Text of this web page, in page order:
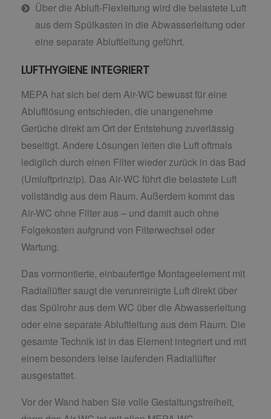
Über die Abluft-Flexleitung wird die belastete Luft
aus dem Spülkasten in die Abwasserleitung oder
eine separate Abluftleitung geführt.
LUFTHYGIENE INTEGRIERT
MEPA hat sich bei dem Air-WC bewusst für eine
Abluftlösung entschieden, die unangenehme
Gerüche direkt am Ort der Entstehung zuverlässig
beseitigt. Andere Lösungen leiten die Luft oftmals
lediglich durch einen Filter wieder zurück in das Bad
(Umluftprinzip). Das Air-WC führt die belastete Luft
vollständig aus dem Raum. Außerdem kommt das
Air-WC ohne Filter aus – und damit auch ohne
Folgekosten aufgrund von Filterwechsel oder
Wartung.
Das vormontierte, einbaufertige Montageelement mit
Radiallüfter saugt die verunreinigte Luft direkt über
das Spülrohr aus dem WC über die Abwasserleitung
oder eine separate Abluftleitung aus dem Raum. Die
gesamte Technik ist in das Element integriert und mit
einem besonders leise laufenden Radiallüfter
ausgestattet.
Vor der Wand haben Sie volle Gestaltungsfreiheit,